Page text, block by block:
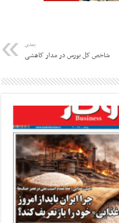
بعدی
شاخص کل بورس در مدار کاهشی